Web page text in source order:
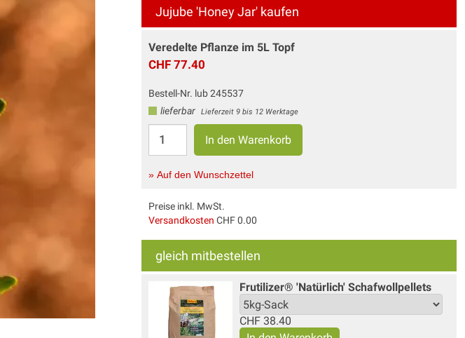
Jujube 'Honey Jar' kaufen
Veredelte Pflanze im 5L Topf
CHF 77.40
Bestell-Nr. lub 245537
lieferbar
Lieferzeit 9 bis 12 Werktage
» Auf den Wunschzettel
Preise inkl. MwSt.
Versandkosten CHF 0.00
gleich mitbestellen
Frutilizer® 'Natürlich' Schafwollpellets
CHF 38.40